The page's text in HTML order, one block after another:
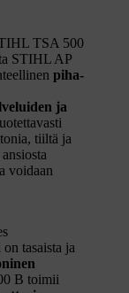
TSA 500
STIHL AP
piha-
ja
tiiltä ja
voidaan
tasaista ja
B toimii